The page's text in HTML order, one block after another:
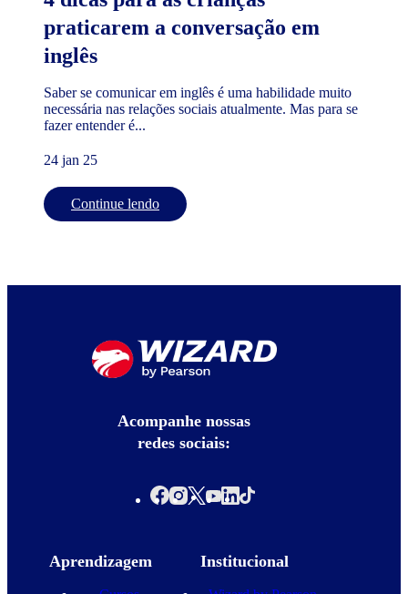
praticarem a conversação em
inglês
Saber se comunicar em inglês é uma habilidade muito
necessária nas relações sociais atualmente. Mas para se
fazer entender é...
24 jan 25
Continue lendo
Acompanhe nossas
redes sociais:
Aprendizagem Institucional